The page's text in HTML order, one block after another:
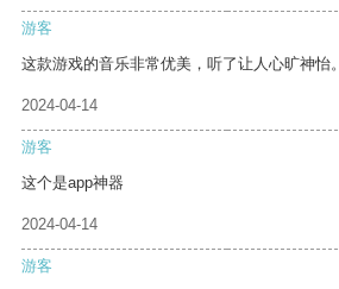
游客
这款游戏的音乐非常优美，听了让人心旷神怡。
2024-04-14
游客
这个是app神器
2024-04-14
游客